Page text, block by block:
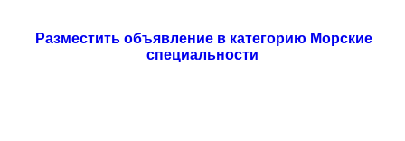
Разместить объявление в категорию Морские
специальности